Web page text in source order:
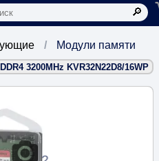
телефону:
Модули памяти
3200MHz KVR32N22D8/16WP